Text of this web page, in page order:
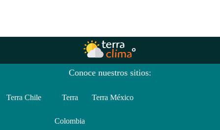
Conoce nuestros sitios:
Terra Chile Terra
Colombia
Terra México